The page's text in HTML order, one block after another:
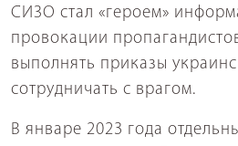
СИЗО стал «героем»
провокации
выполнять приказы
сотрудничать с врагом.
В январе 2023 года